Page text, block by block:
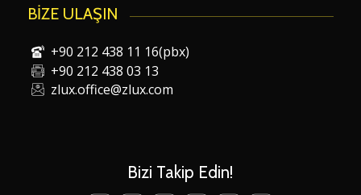
BİZE ULAŞIN
+90 212 438 11 16(pbx)
+90 212 438 03 13
zlux.office@zlux.com
Bizi Takip Edin!